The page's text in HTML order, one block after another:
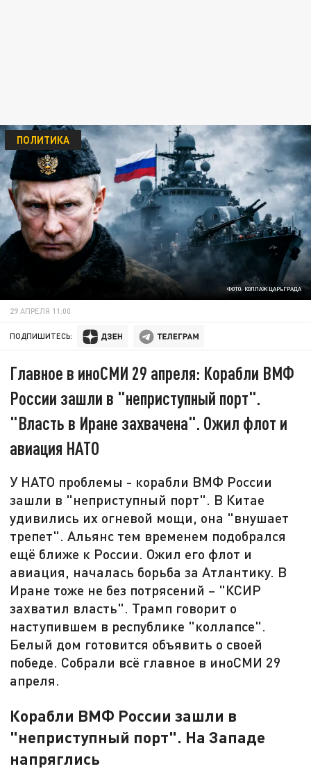
ФОТО: КОЛЛАЖ ЦАРЬГРАДА
ПОЛИТИКА
29 АПРЕЛЯ 11:00
ПОДПИШИТЕСЬ:
Главное в иноСМИ 29 апреля: Корабли ВМФ
России зашли в "неприступный порт".
"Власть в Иране захвачена". Ожил флот и
авиация НАТО
У НАТО проблемы - корабли ВМФ России
зашли в "неприступный порт". В Китае
удивились их огневой мощи, она "внушает
трепет". Альянс тем временем подобрался
ещё ближе к России. Ожил его флот и
авиация, началась борьба за Атлантику. В
Иране тоже не без потрясений – "КСИР
захватил власть". Трамп говорит о
наступившем в республике "коллапсе".
Белый дом готовится объявить о своей
победе. Собрали всё главное в иноСМИ 29
апреля.
Корабли ВМФ России зашли в
"неприступный порт". На Западе
напряглись